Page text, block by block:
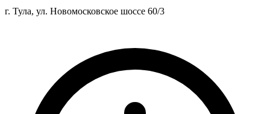
г. Тула, ул. Новомосковское шоссе 60/3